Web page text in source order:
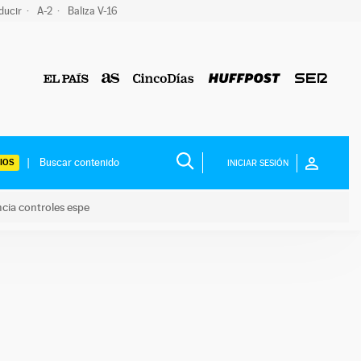
A-2 Baliza V-16
INICIAR SESIÓN
controles espe